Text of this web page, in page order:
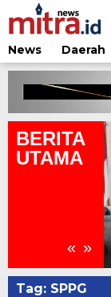
Lewati
ke
konten
News
Daerah
BERITA
UTAMA
« »
Tag: SPPG